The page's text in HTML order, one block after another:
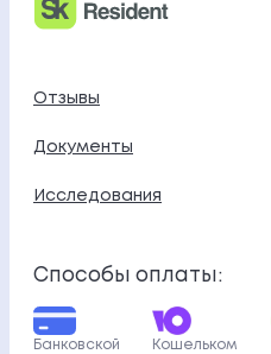
Отзывы
Документы
Исследования
Способы оплаты:
Банковской Кошельком